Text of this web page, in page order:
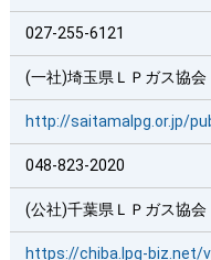
027-255-6121
(一社)埼玉県ＬＰガス協会
http://saitamalpg.or.jp/
048-823-2020
(公社)千葉県ＬＰガス協会
https://chiba.lpg-biz.net/